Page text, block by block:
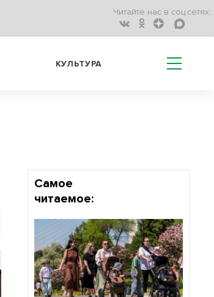
Читайте нас в соц.сетях:
КУЛЬТУРА
Самое
читаемое: